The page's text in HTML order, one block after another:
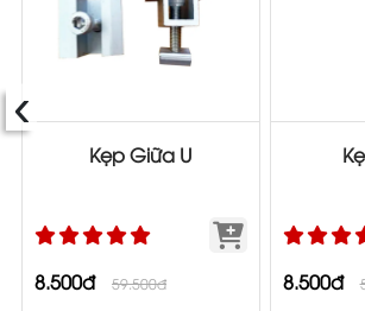
Kẹp Giữa U
8.500đ 59.500đ 8.500đ
‹